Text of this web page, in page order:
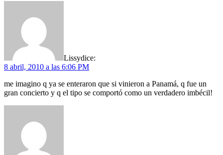
Lissydice:
8 abril, 2010 a las 6:06 PM
me imagino q ya se enteraron que si vinieron a Panamá, q fue un
gran concierto y q el tipo se comportó como un verdadero imbécil!